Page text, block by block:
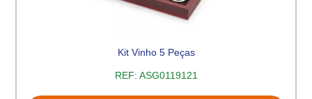
Kit Vinho 5 Peças
REF: ASG0119121